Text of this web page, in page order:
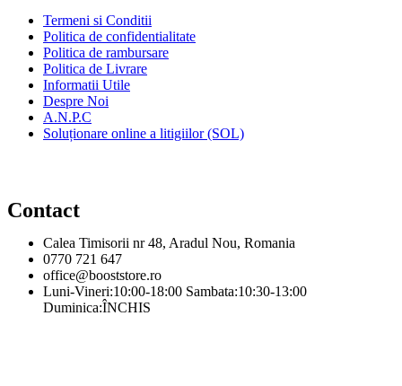
Termeni si Conditii
Politica de confidentialitate
Politica de rambursare
Politica de Livrare
Informatii Utile
Despre Noi
A.N.P.C
Soluționare online a litigiilor (SOL)
Contact
Calea Timisorii nr 48, Aradul Nou, Romania
0770 721 647
office@booststore.ro
Luni-Vineri:10:00-18:00 Sambata:10:30-13:00
Duminica:ÎNCHIS